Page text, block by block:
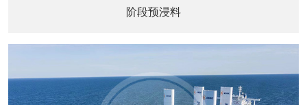
阶段预浸料